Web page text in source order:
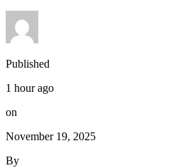
Published
1 hour ago
on
November 19, 2025
By